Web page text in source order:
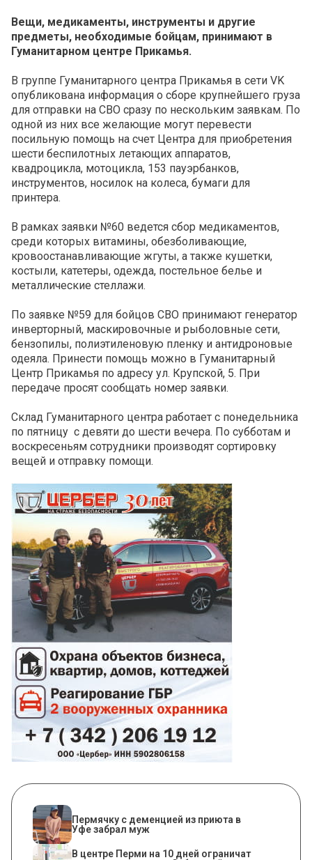
Вещи, медикаменты, инструменты и другие
предметы, необходимые бойцам, принимают в
Гуманитарном центре Прикамья.
В группе Гуманитарного центра Прикамья в сети VK
опубликована информация о сборе крупнейшего груза
для отправки на СВО сразу по нескольким заявкам. По
одной из них все желающие могут перевести
посильную помощь на счет Центра для приобретения
шести беспилотных летающих аппаратов,
квадроцикла, мотоцикла, 153 пауэрбанков,
инструментов, носилок на колеса, бумаги для
принтера.
В рамках заявки №60 ведется сбор медикаментов,
среди которых витамины, обезболивающие,
кровоостанавливающие жгуты, а также кушетки,
костыли, катетеры, одежда, постельное белье и
металлические стеллажи.
По заявке №59 для бойцов СВО принимают генератор
инверторный, маскировочные и рыболовные сети,
бензопилы, полиэтиленовую пленку и антидроновые
одеяла. Принести помощь можно в Гуманитарный
Центр Прикамья по адресу ул. Крупской, 5. При
передаче просят сообщать номер заявки.
Склад Гуманитарного центра работает с понедельника
по пятницу с девяти до шести вечера. По субботам и
воскресеньям сотрудники производят сортировку
вещей и отправку помощи.
Пермячку с деменцией из приюта в
Уфе забрал муж
В центре Перми на 10 дней ограничат